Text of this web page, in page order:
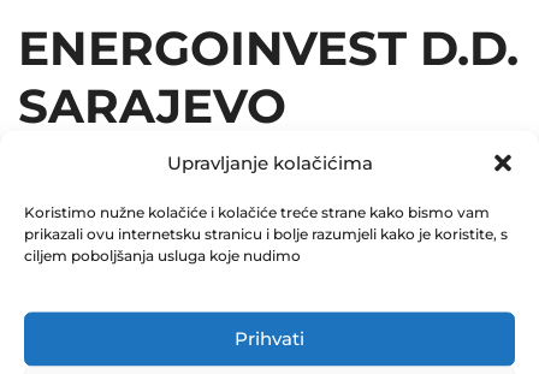
Upravljanje kolačićima
Koristimo nužne kolačiće i kolačiće treće strane kako bismo vam
prikazali ovu internetsku stranicu i bolje razumjeli kako je koristite, s
ciljem poboljšanja usluga koje nudimo
Prihvati
ENERGOINVEST D.D.
SARAJEVO
30.06.2016
December 31, 2016
0 Comments